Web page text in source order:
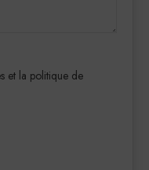
et la politique de